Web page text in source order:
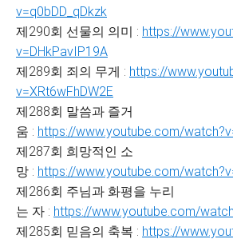
v=q0bDD_qDkzk
제290회 선물의 의미 : https://
v=DHkPavIP19A
제289회 죄의 무게 : https://
v=XRt6wFhDW2E
제288회 말씀과 즐거
움 : https://www.youtube.com/
제287회 희망적인 소
망 : https://www.youtube.com/
제286회 주님과 화평을 누리
는 자 : https://www.youtube.com/
제285회 믿음의 축복 : https://